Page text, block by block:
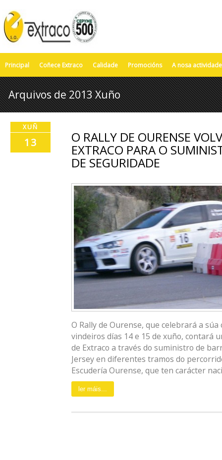
Principal Coñece Extraco Calidade Promocións A nosa actividade
Arquivos de 2013 Xuño
XUÑ
13 O RALLY DE OURENSE
EXTRACO PARA O
DE SEGURIDADE
O Rally de Ourense, que celebrará a
vindeiros días 14 e 15 de xuño, contará
de Extraco a través do suministro de
Jersey en diferentes tramos do
Escudería Ourense, que ten carácter
ler máis...